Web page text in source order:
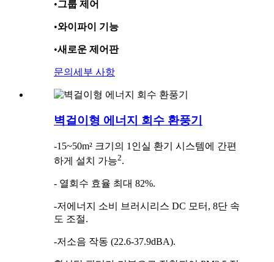
•그룹 제어
•와이파이 기능
•새로운 제어판
문의 세부 사항
벽걸이형 에너지 회수 환풍기
-15~50m² 크기의 1인실 환기 시스템에 간편
하게 설치 가능2.
- 열회수 효율 최대 82%.
-저에너지 소비 브러시리스 DC 모터, 8단 속
도 조절.
-저소음 작동 (22.6-37.9dBA).